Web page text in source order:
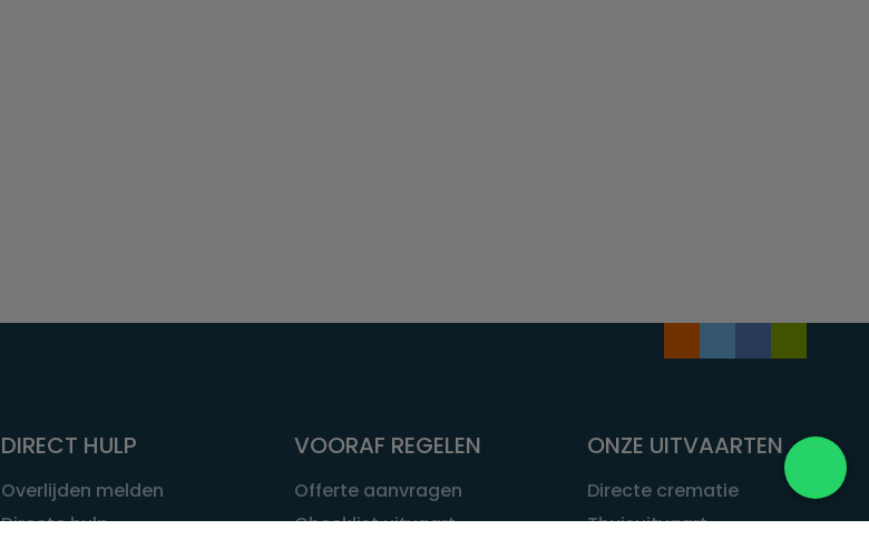
DIRECT HULP
Overlijden melden
Directe hulp
VOORAF REGELEN
Offerte aanvragen
Checklist uitvaart
ONZE UITVAARTEN
Directe crematie
Thuisuitvaart